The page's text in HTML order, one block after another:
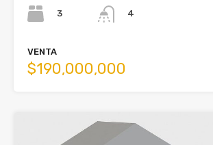
3
4
VENTA
$190,000,000